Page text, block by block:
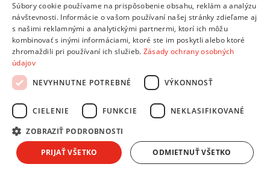
Miska: Nie
Zobraziť všetky parametre Zobraziť iba základné parametre
Tento produkt nájdete aj v častiach:
Kuchynské váhy
Pridať hodnotenie
Hodnotenie produktu:Momert 6000
Tvoj email:
Tvoje meno:*
Súbory cookie používame na prispôsobenie obsahu, reklám a analýzu
návštevnosti. Informácie o vašom používaní našej stránky zdieľame aj
s našimi reklamnými a analytickými partnermi, ktorí ich môžu
kombinovať s inými informáciami, ktoré ste im poskytli alebo ktoré
zhromaždili pri používaní ich služieb. Zásady ochrany osobných
údajov
NEVYHNUTNE POTREBNÉ
VÝKONNOSŤ
CIELENIE FUNKCIE NEKLASIFIKOVANÉ
ZOBRAZIŤ PODROBNOSTI
PRIJAŤ VŠETKO ODMIETNUŤ VŠETKO